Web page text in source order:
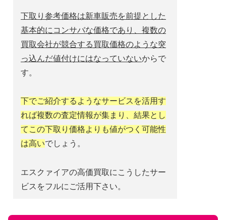
下取り参考価格は新車販売を前提とした
基本的にコンサバな価格であり、複数の
買取会社が競合する買取価格のような突
っ込んだ値付けにはなっていないからで
す。
下でご紹介するようなサービスを活用す
れば複数の査定情報が集まり、結果とし
てこの下取り価格よりも値がつく可能性
は高いでしょう。
エスクァイアの高価買取にこうしたサー
ビスをフルにご活用下さい。